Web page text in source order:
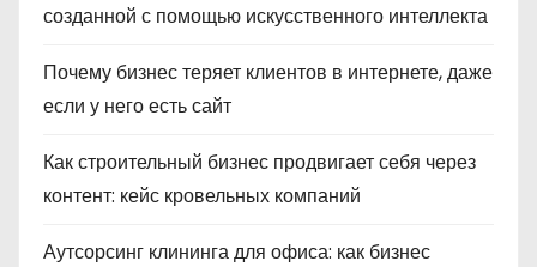
созданной с помощью искусственного интеллекта
Почему бизнес теряет клиентов в интернете, даже
если у него есть сайт
Как строительный бизнес продвигает себя через
контент: кейс кровельных компаний
Аутсорсинг клининга для офиса: как бизнес